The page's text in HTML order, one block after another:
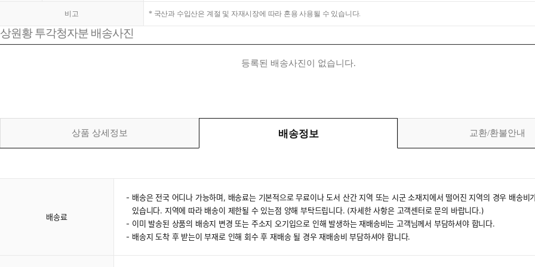
비고 * 국산과 수입산은 계절 및 자재시장에 따라 혼용 사용될 수 있습니다.
상원황 투각청자분 배송사진
등록된 배송사진이 없습니다.
상품 상세정보 배송정보 교환/환불안내
배송료
배송은 전국 어디나 가능하며, 배송료는 기본적으로 무료이나 도서 산간 지역 또는 시군 소재지에서 떨어진 지역의 경우 배송비
있습니다. 지역에 따라 배송이 제한될 수 있는점 양해 부탁드립니다. (자세한 사항은 고객센터로 문의 바랍니다.)
이미 발송된 상품의 배송지 변경 또는 주소지 오기입으로 인해 발생하는 재배송비는 고객님께서 부담하셔야 합니다.
배송지 도착 후 받는이 부재로 인해 회수 후 재배송 될 경우 재배송비 부담하셔야 합니다.